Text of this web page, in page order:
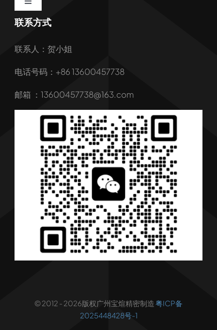
Toggle
Navigation
首页
我们的服务
行业解决方案
行业新闻
联系我们
联系方式
联系人：贺小姐
电话号码：+86 13600457738
邮箱 ：13600457738@163.com
© 2012 - 2026版权广州宝煊精密制造粤ICP备
2025448428号-1